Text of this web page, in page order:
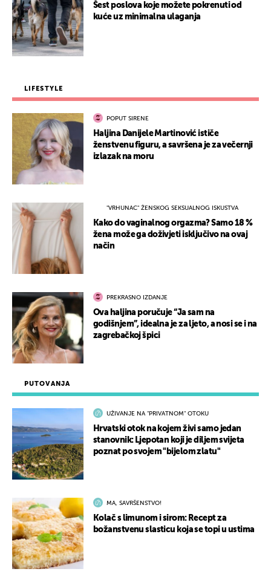
PUTOVANJA
UŽIVANJE NA "PRIVATNOM" OTOKU
Hrvatski otok na kojem živi samo jedan
stanovnik: Ljepotan koji je diljem svijeta
poznat po svojem "bijelom zlatu"
MA, SAVRŠENSTVO!
Kolač s limunom i sirom: Recept za
božanstvenu slasticu koja se topi u ustima
Šest poslova koje možete pokrenuti od
kuće uz minimalna ulaganja
LIFESTYLE
POPUT SIRENE
Haljina Danijele Martinović ističe
ženstvenu figuru, a savršena je za večernji
izlazak na moru
"VRHUNAC" ŽENSKOG SEKSUALNOG ISKUSTVA
Kako do vaginalnog orgazma? Samo 18 %
žena može ga doživjeti isključivo na ovaj
način
PREKRASNO IZDANJE
Ova haljina poručuje “Ja sam na
godišnjem”, idealna je za ljeto, a nosi se i na
zagrebačkoj špici